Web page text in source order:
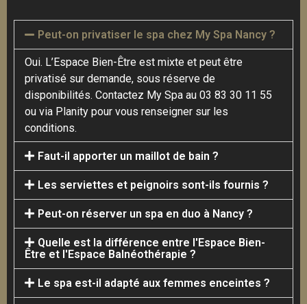
Peut-on privatiser le spa chez My Spa Nancy ?
Oui. L’Espace Bien-Être est mixte et peut être
privatisé sur demande, sous réserve de
disponibilités. Contactez My Spa au 03 83 30 11 55
ou via Planity pour vous renseigner sur les
conditions.
Faut-il apporter un maillot de bain ?
Les serviettes et peignoirs sont-ils fournis ?
Peut-on réserver un spa en duo à Nancy ?
Quelle est la différence entre l'Espace Bien-
Être et l'Espace Balnéothérapie ?
Le spa est-il adapté aux femmes enceintes ?